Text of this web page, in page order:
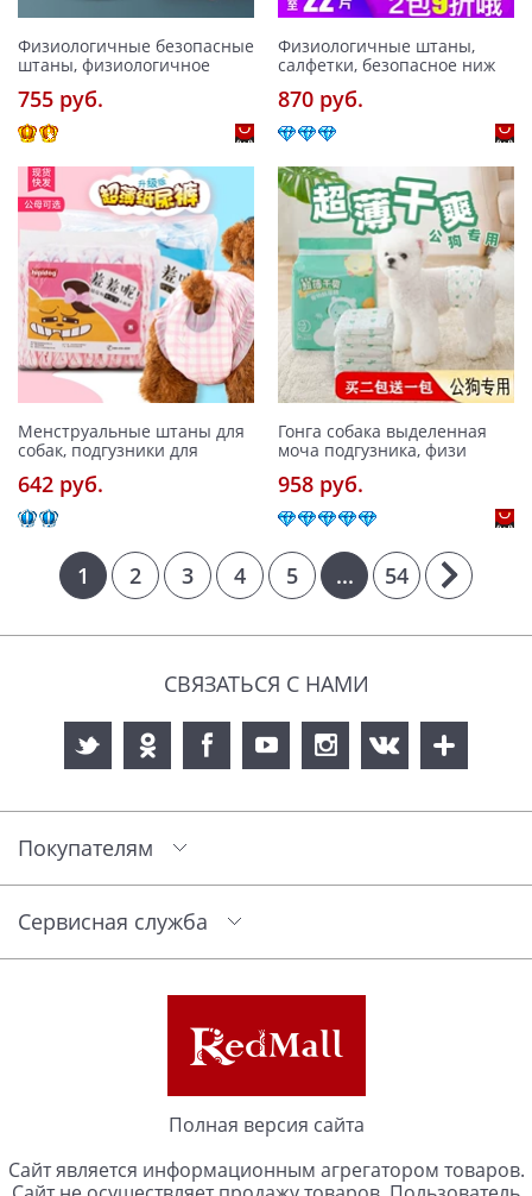
Физиологичные безопасные
штаны, физиологичное
755 pуб.
Физиологичные штаны,
салфетки, безопасное ниж
870 pуб.
Менструальные штаны для
собак, подгузники для
642 pуб.
Гонга собака выделенная
моча подгузника, физи
958 pуб.
1 2 3 4 5 ... 54
СВЯЗАТЬСЯ С НАМИ
Покупателям
Сервисная служба
Полная версия сайта
Сайт является информационным агрегатором товаров.